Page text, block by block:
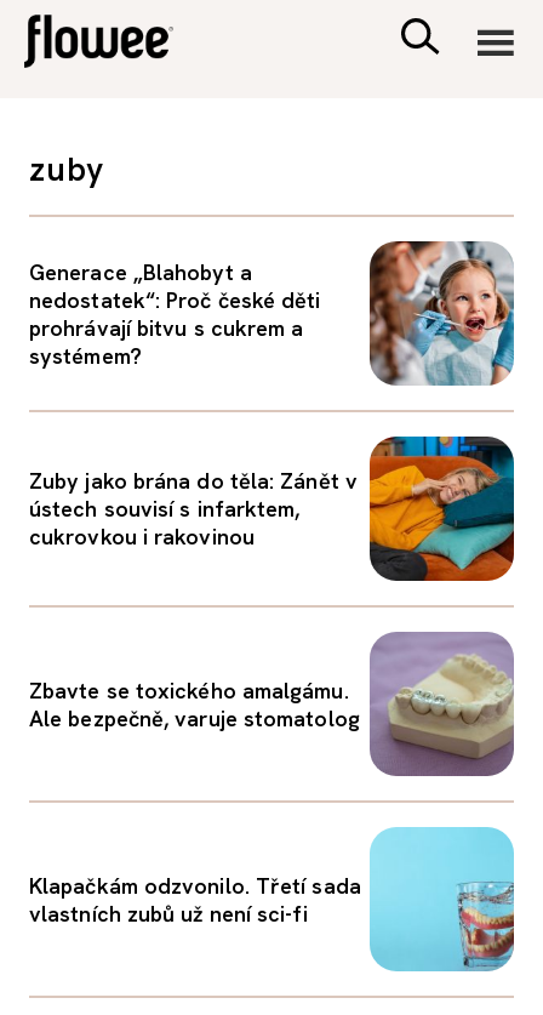
PSYCHOLOGIE
PORADNA
zuby
Generace „Blahobyt a
nedostatek“: Proč české děti
prohrávají bitvu s cukrem a
systémem?
Zuby jako brána do těla: Zánět v
ústech souvisí s infarktem,
cukrovkou i rakovinou
Zbavte se toxického amalgámu.
Ale bezpečně, varuje stomatolog
Klapačkám odzvonilo. Třetí sada
vlastních zubů už není sci-fi